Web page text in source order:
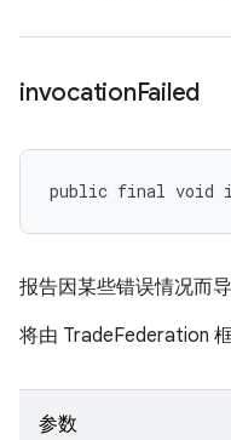
invocationFailed
public final void
报告因某些错误情况而
将由 TradeFederation
参数